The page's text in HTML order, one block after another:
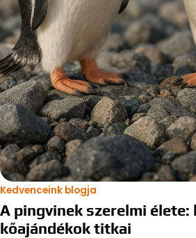
Kedvenceink blogja
A pingvinek szerelmi élete:
kőajándékok titkai